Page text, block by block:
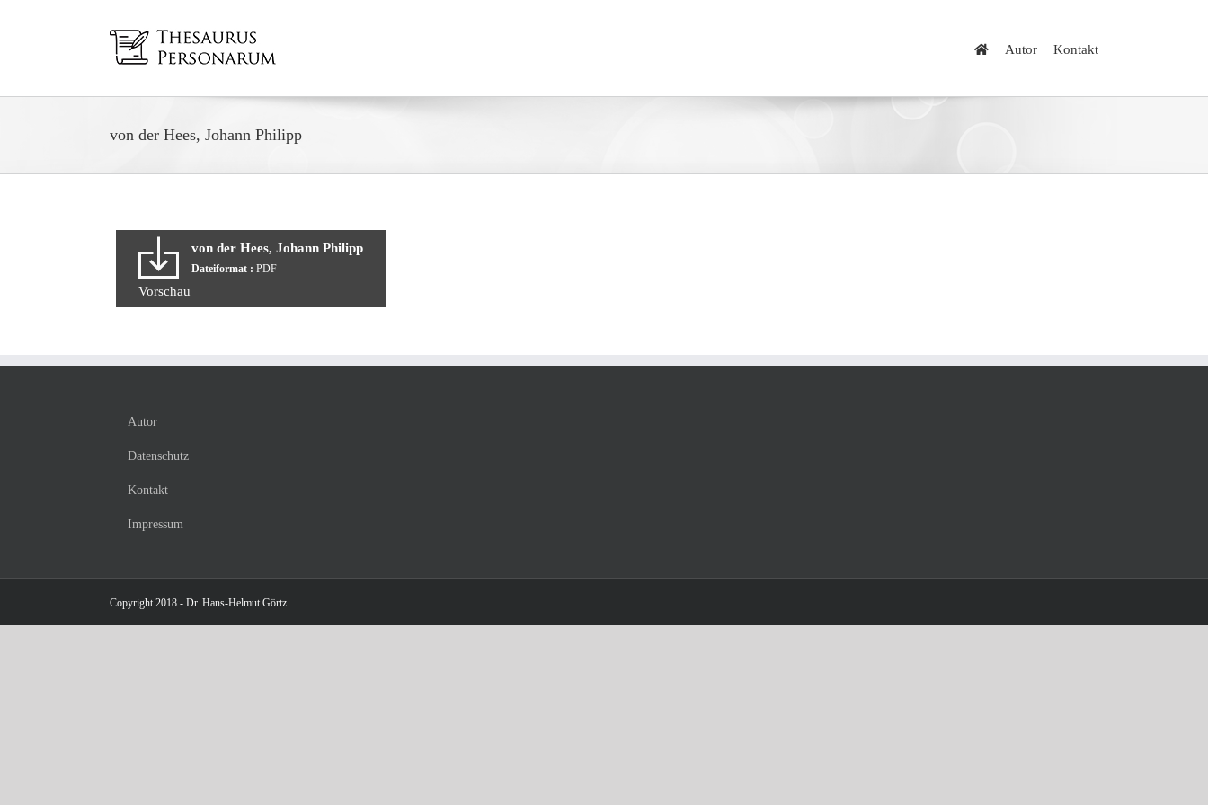
Autor Kontakt
von der Hees, Johann Philipp
von der Hees, Johann Philipp
Dateiformat : PDF
Vorschau
Autor
Datenschutz
Kontakt
Impressum
Copyright 2018 - Dr. Hans-Helmut Görtz